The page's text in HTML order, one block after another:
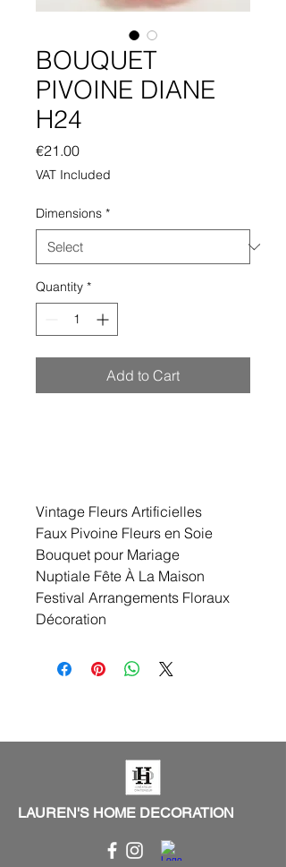
BOUQUET
PIVOINE DIANE
H24
€21.00Price
VAT Included
Dimensions *
Quantity *
Add to Cart
Vintage Fleurs Artificielles
Faux Pivoine Fleurs en Soie
Bouquet pour Mariage
Nuptiale Fête À La Maison
Festival Arrangements Floraux
Décoration
LAUREN'S HOME DECORATION